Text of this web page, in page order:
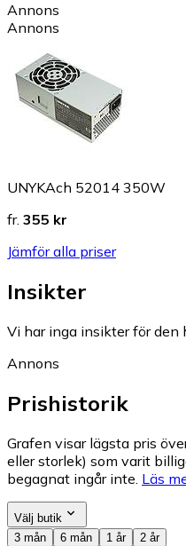
Annons
Annons
UNYKAch 52014 350W
fr. 355 kr
Jämför alla priser
Insikter
Vi har inga insikter för den
Annons
Prishistorik
Grafen visar lägsta pris
eller storlek) som varit
begagnat ingår inte. Läs
Välj butik
3 mån
6 mån 1 år 2 år